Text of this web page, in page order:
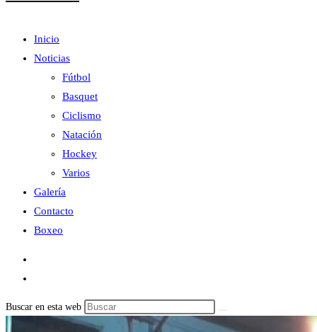
Inicio
Noticias
Fútbol
Basquet
Ciclismo
Natación
Hockey
Varios
Galería
Contacto
Boxeo
Buscar en esta web